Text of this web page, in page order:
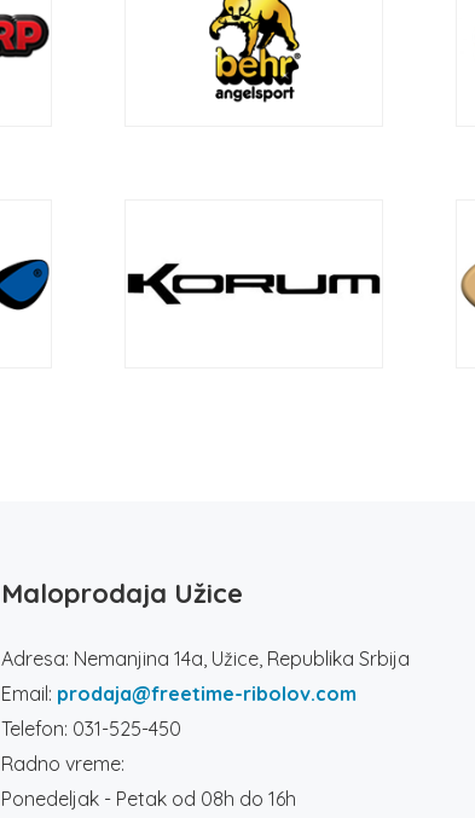
Maloprodaja Užice
Adresa: Nemanjina 14a, Užice, Republika Srbija
Email: prodaja@freetime-ribolov.com
Telefon: 031-525-450
Radno vreme:
Ponedeljak - Petak od 08h do 16h